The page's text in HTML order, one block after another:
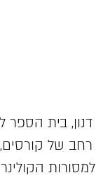
דנון, בית הספר
רחב של קורסים,
למסורות